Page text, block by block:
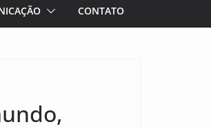
CONTATO